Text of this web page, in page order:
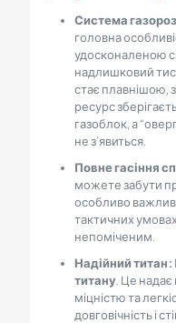
Система
головна
удосконаленою
надлишковий
стає плавнішою,
ресурс
газоблок, а
не з’явиться.
Повне гасіння
можете забути
особливо
тактичних
непоміченим.
Надійний титан:
титану. Це надає
міцністю та
довговічність і